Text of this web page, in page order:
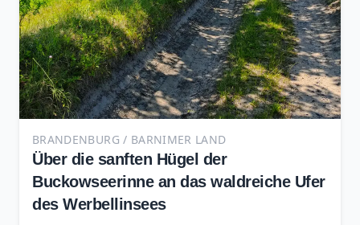
BRANDENBURG / BARNIMER LAND
Über die sanften Hügel der
Buckowseerinne an das waldreiche Ufer
des Werbellinsees